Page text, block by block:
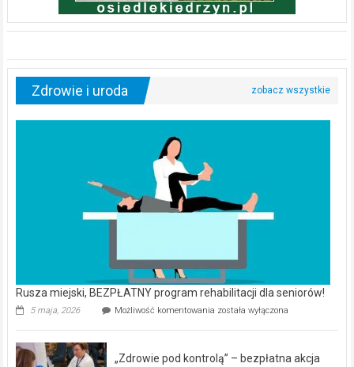
Zdrowie i uroda
Rusza miejski, BEZPŁATNY program rehabilitacji dla seniorów!
5 maja, 2026 Możliwość komentowania Rusza
rehabilitacji
została wyłączona
„Zdrowie pod kontrolą” – bezpłatna akcja